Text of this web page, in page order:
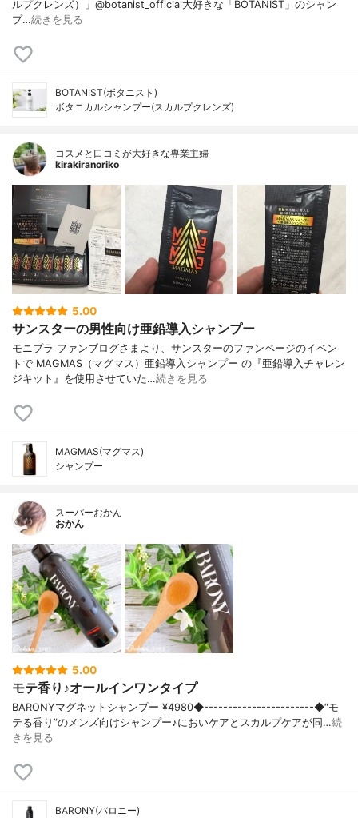
ルプクレンズ）」@botanist_official大好きな「BOTANIST」のシャン
プ…続きを見る
BOTANIST(ボタニスト)
ボタニカルシャンプー(スカルプクレンズ)
コスメと口コミが大好きな専業主婦
kirakiranoriko
5.00
サンスターの男性向け亜鉛導入シャンプー
モニプラ ファンブログさまより、サンスターのファンページのイベン
トで MAGMAS（マグマス）亜鉛導入シャンプー の『亜鉛導入チャレン
ジキット』を使用させていた…続きを見る
MAGMAS(マグマス)
シャンプー
スーパーおかん
おかん
5.00
モテ香り♪オールインワンタイプ
BARONYマグネットシャンプー ¥4980◆-----------------------◆“モ
テる香り”のメンズ向けシャンプー♪においケアとスカルプケアが同…続
きを見る
BARONY(バロニー)